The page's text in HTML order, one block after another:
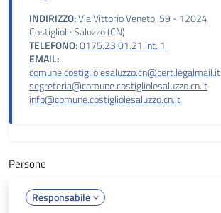
INDIRIZZO:Via Vittorio Veneto, 59 - 12024
Costigliole Saluzzo (CN)
TELEFONO:0175.23.01.21 int. 1
EMAIL:
comune.costigliolesaluzzo.cn@cert.legalmail.it
segreteria@comune.costigliolesaluzzo.cn.it
info@comune.costigliolesaluzzo.cn.it
Persone
Responsabile